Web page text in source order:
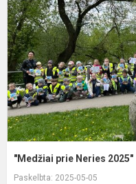
"Medžiai prie Neries 2025"
Paskelbta: 2025-05-05